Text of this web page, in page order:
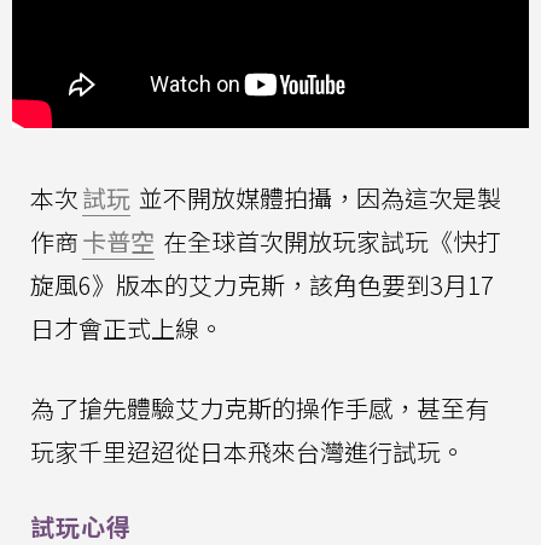
本次試玩 並不開放媒體拍攝，因為這次是製
作商卡普空 在全球首次開放玩家試玩《快打
旋風6》版本的艾力克斯，該角色要到3月17
日才會正式上線。
為了搶先體驗艾力克斯的操作手感，甚至有
玩家千里迢迢從日本飛來台灣進行試玩。
試玩心得